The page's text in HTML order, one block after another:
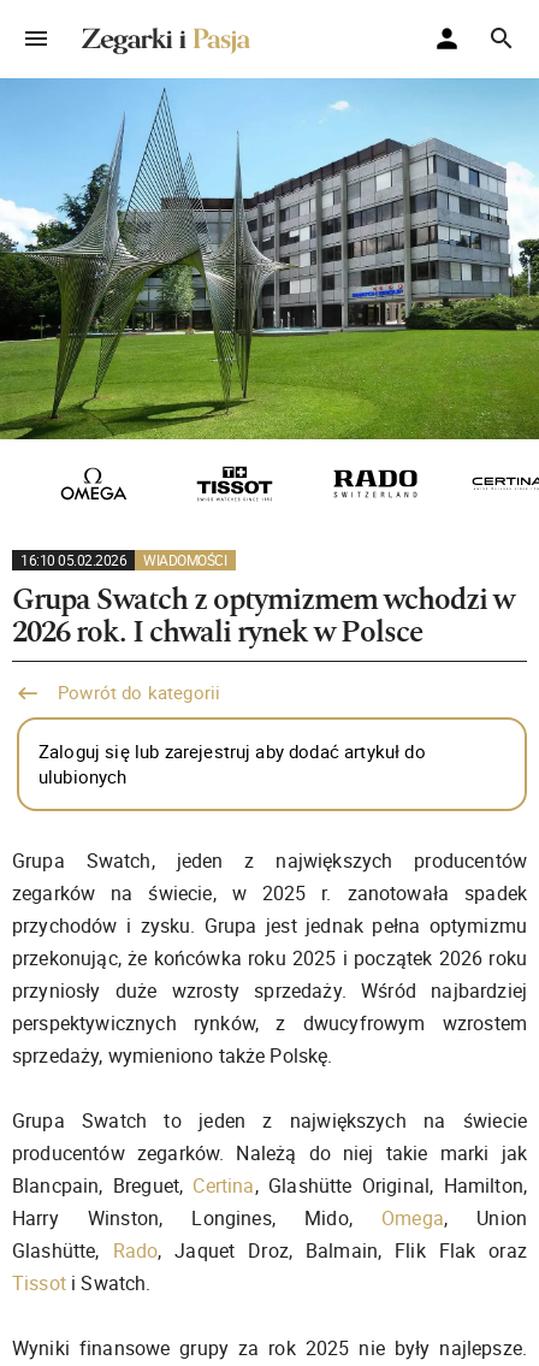
16:10 05.02.2026 WIADOMOŚCI
Grupa Swatch z optymizmem wchodzi w
2026 rok. I chwali rynek w Polsce
Powrót do kategorii
Zaloguj się lub zarejestruj aby dodać artykuł do
ulubionych
Grupa Swatch, jeden z największych producentów
zegarków na świecie, w 2025 r. zanotowała spadek
przychodów i zysku. Grupa jest jednak pełna optymizmu
przekonując, że końcówka roku 2025 i początek 2026 roku
przyniosły duże wzrosty sprzedaży. Wśród najbardziej
perspektywicznych rynków, z dwucyfrowym wzrostem
sprzedaży, wymieniono także Polskę.
Grupa Swatch to jeden z największych na świecie
producentów zegarków. Należą do niej takie marki jak
Blancpain, Breguet, Certina, Glashütte Original, Hamilton,
Harry Winston, Longines, Mido, Omega, Union
Glashütte, Rado, Jaquet Droz, Balmain, Flik Flak oraz
Tissoti Swatch.
Wyniki finansowe grupy za rok 2025 nie były najlepsze.